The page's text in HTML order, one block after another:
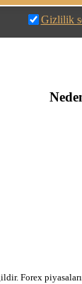
Gizlilik
Forex